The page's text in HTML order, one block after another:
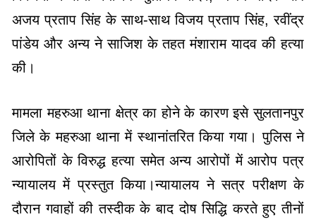
अजय प्रताप सिंह के साथ-साथ विजय प्रताप सिंह, रवींद्र
पांडेय और अन्य ने साजिश के तहत मंशाराम यादव की हत्या
की।
मामला महरुआ थाना क्षेत्र का होने के कारण इसे सुलतानपुर
जिले के महरुआ थाना में स्थानांतरित किया गया। पुलिस ने
आरोपितों के विरुद्ध हत्या समेत अन्य आरोपों में आरोप पत्र
न्यायालय में प्रस्तुत किया।न्यायालय ने सत्र परीक्षण के
दौरान गवाहों की तस्दीक के बाद दोष सिद्धि करते हुए तीनों